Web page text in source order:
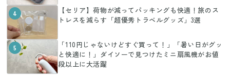
4
【セリア】荷物が減ってパッキングも快適！旅のス
トレスを減らす「超優秀トラベルグッズ」3選
5
「110円じゃないけどすぐ買って！」「暑い日がグッ
と快適に！」ダイソーで見つけたミニ扇風機がお値
段以上に大活躍